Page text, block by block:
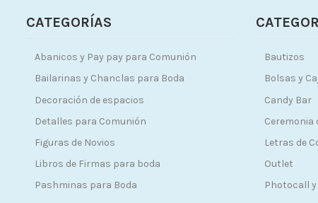
CATEGORÍAS
Abanicos y Pay pay para Comunión
Bailarinas y Chanclas para Boda
Decoración de espacios
Detalles para Comunión
Figuras de Novios
Libros de Firmas para boda
Pashminas para Boda
Bautizos
Bolsas y
Candy Bar
Ceremonia
Letras de
Outlet
Photocall